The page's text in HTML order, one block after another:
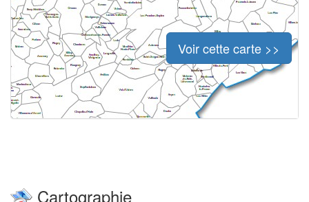
Voir cette carte >>
Cartographie